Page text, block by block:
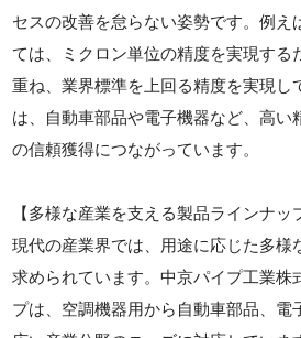
セスの改善を怠らない姿勢です。例え
ては、ミクロン単位の精度を実現する
重ね、業界標準を上回る精度を実現し
は、自動車部品や電子機器など、高い
の信頼獲得につながっています。
【多様な産業を支える製品ラインナッ
現代の産業界では、用途に応じた多様
求められています。中京パイプ工業株
プは、空調機器用から自動車部品、電